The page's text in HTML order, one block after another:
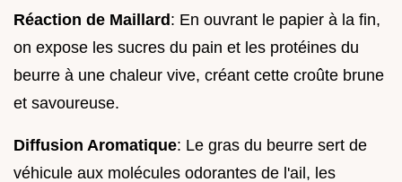
Réaction de Maillard: En ouvrant le papier à la fin,
on expose les sucres du pain et les protéines du
beurre à une chaleur vive, créant cette croûte brune
et savoureuse.
Diffusion Aromatique: Le gras du beurre sert de
véhicule aux molécules odorantes de l'ail, les